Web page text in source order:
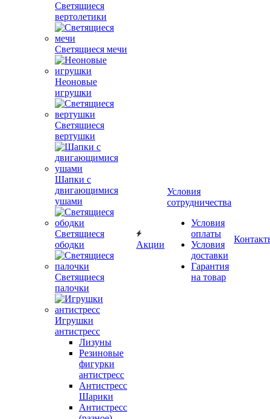
Светящиеся
вертолетики
Светящиеся мечи
Неоновые
игрушки
Светящиеся
вертушки
Шапки с
двигающимися
ушами
Светящиеся
ободки
Светящиеся
палочки
Игрушки
антистресс
Лизуны
Резиновые
фигурки
антистресс
Антистресс
Шарики
Антистресс
Акции
Условия
сотрудничества
Условия
оплаты
Условия
доставки
Гарантия
на товар